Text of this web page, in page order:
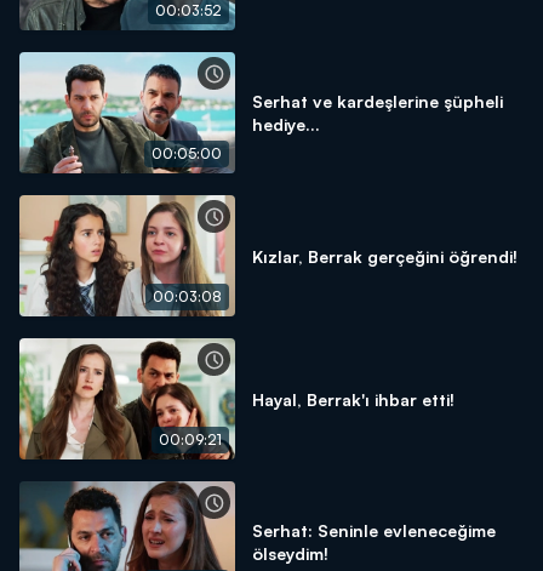
00:03:52
00:05:00
Serhat ve kardeşlerine şüpheli
hediye...
00:03:08
Kızlar, Berrak gerçeğini öğrendi!
00:09:21
Hayal, Berrak'ı ihbar etti!
Serhat: Seninle evleneceğime
ölseydim!